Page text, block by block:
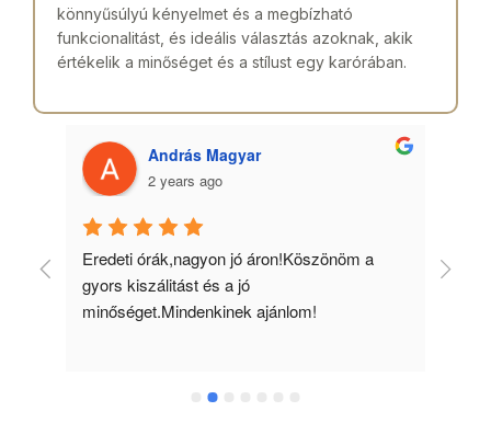
könnyűsúlyú kényelmet és a megbízható
funkcionalitást, és ideális választás azoknak, akik
értékelik a minőséget és a stílust egy karórában.
András Magyar
2 years ago
Eredeti órák,nagyon jó áron!Köszönöm a
gyors kiszálitást és a jó
minőséget.Mindenkinek ajánlom!